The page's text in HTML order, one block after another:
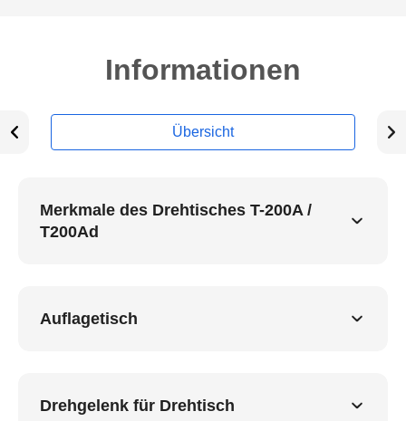
Informationen
Übersicht
Merkmale des Drehtisches T-200A /
T200Ad
Auflagetisch
Drehgelenk für Drehtisch